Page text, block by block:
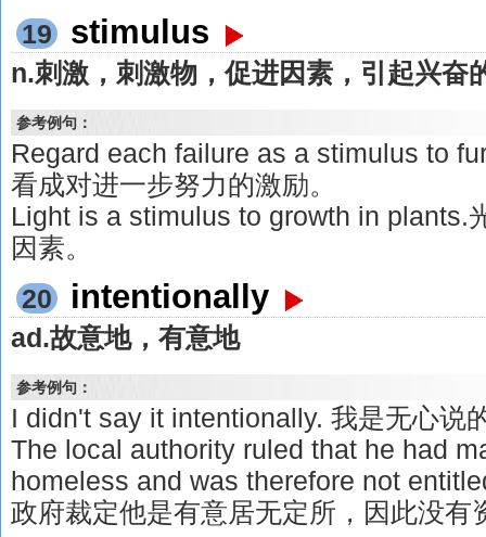
19
stimulus
n.刺激，刺激物，促进因素，引起兴奋
参考例句：
Regard each failure as a stimulus to
看成对进一步努力的激励。
Light is a stimulus to growth in plants.
因素。
20
intentionally
ad.故意地，有意地
参考例句：
I didn't say it intentionally. 我是无心说
The local authority ruled that he had
homeless and was therefore not
政府裁定他是有意居无定所，因此没有